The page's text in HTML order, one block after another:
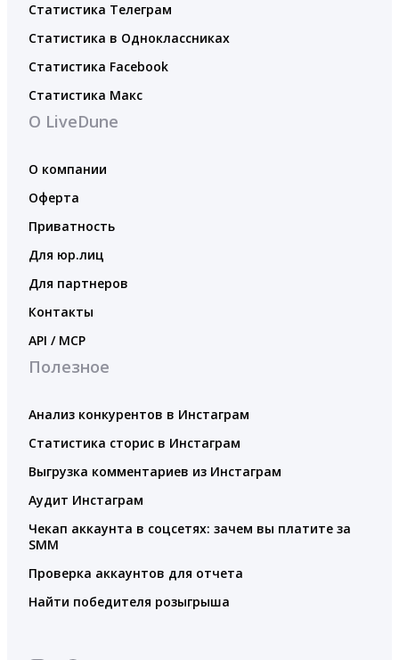
Статистика Телеграм
Статистика в Одноклассниках
Статистика Facebook
Статистика Макс
О LiveDune
О компании
Оферта
Приватность
Для юр.лиц
Для партнеров
Контакты
API / MCP
Полезное
Анализ конкурентов в Инстаграм
Статистика сторис в Инстаграм
Выгрузка комментариев из Инстаграм
Аудит Инстаграм
Чекап аккаунта в соцсетях: зачем вы платите за
SMM
Проверка аккаунтов для отчета
Найти победителя розыгрыша